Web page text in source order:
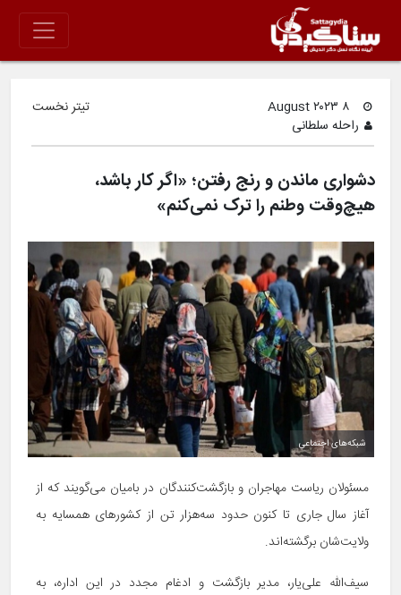
۸ August ۲۰۲۳
راحله سلطانی
تیتر نخست
دشواری ماندن و رنج رفتن؛ «اگر کار باشد،
هیچ‌وقت وطنم را ترک نمی‌کنم»
شبکه‌های اجتماعی
مسئولان ریاست مهاجران و بازگشت‌کنندگان در بامیان می‌گویند که از
آغاز سال جاری تا کنون حدود سه‌هزار تن از کشورهای همسایه به
ولایت‌شان برگشته‌اند.
سیف‌الله علی‌یار، مدیر بازگشت و ادغام مجدد در این اداره، به